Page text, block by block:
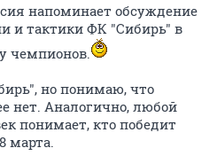
напоминает обсуждение
и тактики ФК "Сибирь" в
чемпионов.
но понимаю, что
нет. Аналогично, любой
понимает, кто победит
марта.